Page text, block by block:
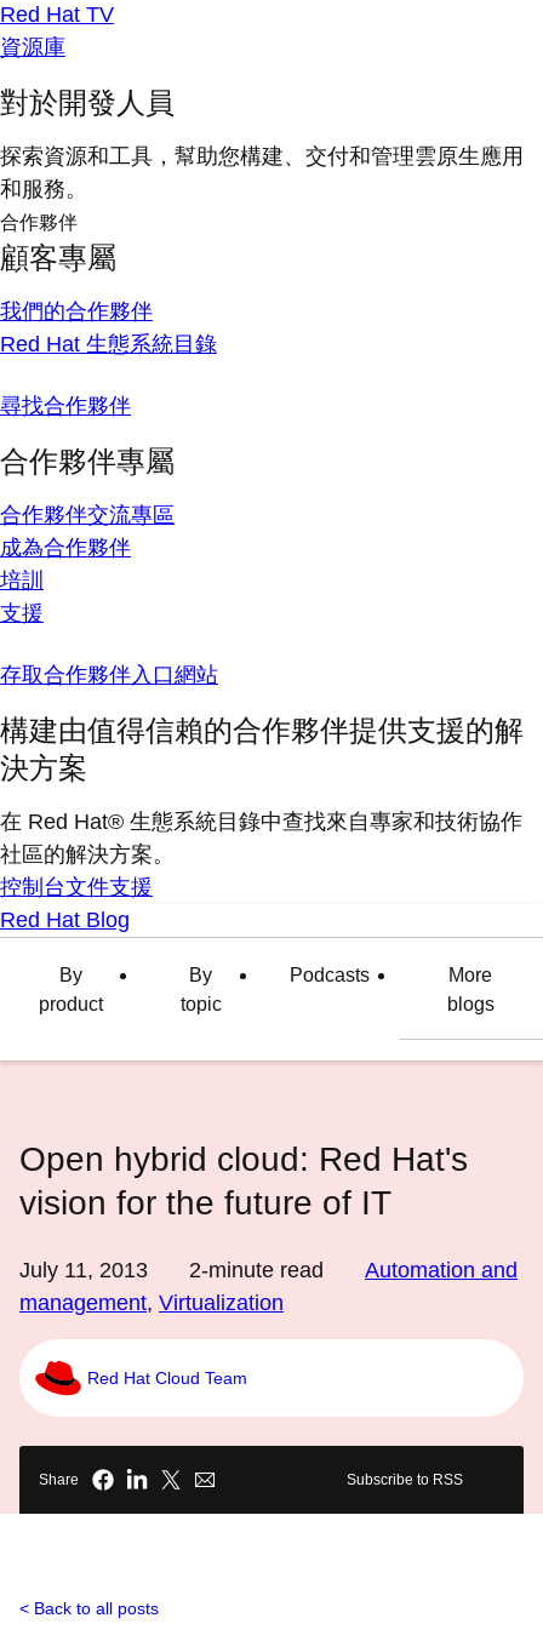
Red Hat TV
資源庫
對於開發人員
探索資源和工具，幫助您構建、交付和管理雲原生應用
和服務。
合作夥伴
顧客專屬
我們的合作夥伴
Red Hat 生態系統目錄
尋找合作夥伴
合作夥伴專屬
合作夥伴交流專區
成為合作夥伴
培訓
支援
存取合作夥伴入口網站
構建由值得信賴的合作夥伴提供支援的解
決方案
在 Red Hat® 生態系統目錄中查找來自專家和技術協作
社區的解決方案。
控制台文件支援
Red Hat Blog
By
product
By
topic
Podcasts
More
blogs
Open hybrid cloud: Red Hat's
vision for the future of IT
July 11, 2013 2-minute read
Automation and
management, Virtualization
Red Hat Cloud Team
Share Subscribe to RSS
Back to all posts